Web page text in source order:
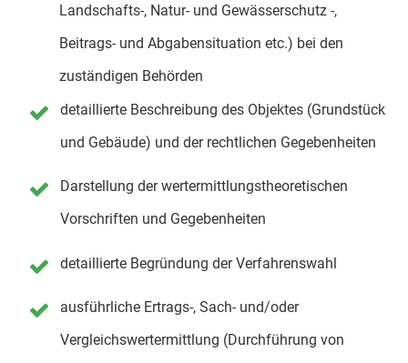
Landschafts-, Natur- und Gewässerschutz -,
Beitrags- und Abgabensituation etc.) bei den
zuständigen Behörden
detaillierte Beschreibung des Objektes (Grundstück
und Gebäude) und der rechtlichen Gegebenheiten
Darstellung der wertermittlungstheoretischen
Vorschriften und Gegebenheiten
detaillierte Begründung der Verfahrenswahl
ausführliche Ertrags-, Sach- und/oder
Vergleichswertermittlung (Durchführung von